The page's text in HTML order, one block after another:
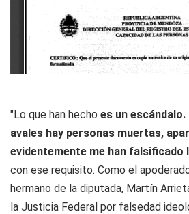
"Lo que han hecho es un
avales hay personas muertas,
evidentemente me han falsificado
con ese requisito. Como el
hermano de la diputada, Martín
la Justicia Federal por falsedad